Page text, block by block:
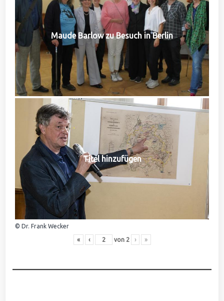
Maude Barlow zu Besuch in Berlin
Titel hinzufügen
© Dr. Frank Wecker
« ‹ von 2 › »